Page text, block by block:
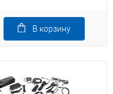
В корзину